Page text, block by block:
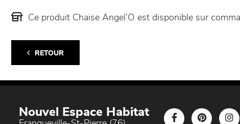
Ce produit Chaise Angel’O est disponible sur
RETOUR
Nouvel Espace Habitat